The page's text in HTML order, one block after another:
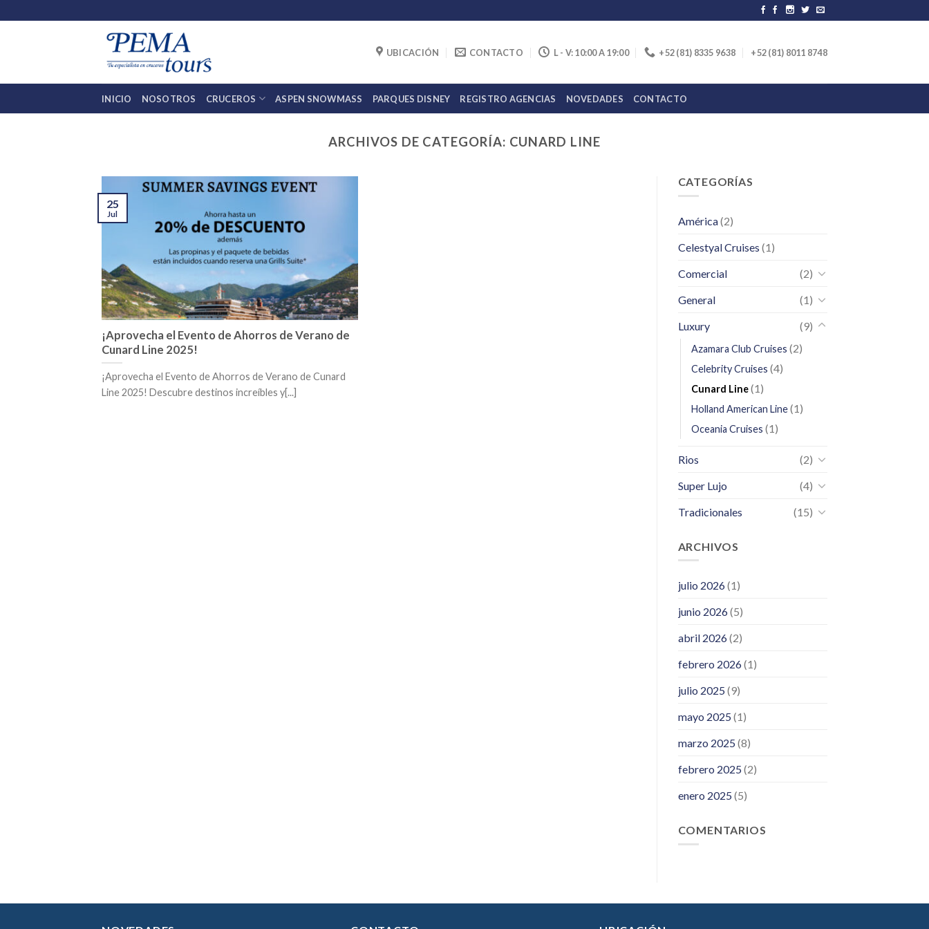
to
UBICACIÓN CONTACTO L - V: 10:00 A 19:00 +52 (81) 8335 9638 +52 (81) 8011 8748
INICIO NOSOTROS CRUCEROS ASPEN SNOWMASS PARQUES DISNEY REGISTRO AGENCIAS NOVEDADES CONTACTO
ARCHIVOS DE CATEGORÍA: CUNARD LINE
¡Aprovecha el Evento de Ahorros de Verano de
Cunard Line 2025!
¡Aprovecha el Evento de Ahorros de Verano de Cunard
Line 2025! Descubre destinos increíbles y[...]
25
Jul
CATEGORÍAS
América(2)
Celestyal Cruises (1)
Comercial
(2)
General
(1)
Luxury
(9)
Azamara Club Cruises (2)
Celebrity Cruises (4)
Cunard Line(1)
Holland American Line(1)
Oceania Cruises (1)
Rios
(2)
Super Lujo
(4)
Tradicionales
(15)
ARCHIVOS
julio 2026(1)
junio 2026(5)
abril 2026(2)
febrero 2026(1)
julio 2025(9)
mayo 2025(1)
marzo 2025(8)
febrero 2025(2)
enero 2025(5)
COMENTARIOS